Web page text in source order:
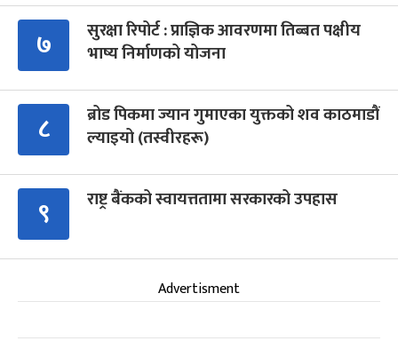
७
सुरक्षा रिपोर्ट : प्राज्ञिक आवरणमा तिब्बत पक्षीय
भाष्य निर्माणको योजना
८
ब्रोड पिकमा ज्यान गुमाएका युक्तको शव काठमाडौं
ल्याइयो (तस्वीरहरू)
९ राष्ट्र बैंकको स्वायत्ततामा सरकारको उपहास
Advertisment